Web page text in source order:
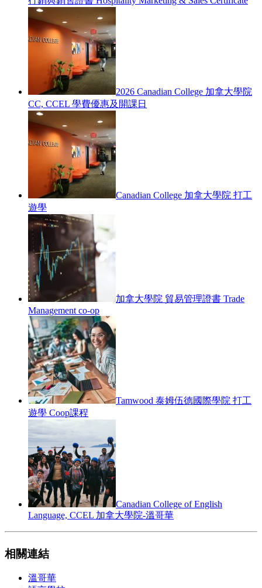
2026 Canadian College 加拿大學院
CC, CCEL 學費優惠及開課日
Canadian College 加拿大學院 打工
遊學
加拿大學院 貿易管理證書 Trade
Management co-op
Tamwood 泰姆伍德國際學院 打工
遊學 Coop課程
Canadian College of English
Language, CCEL 加拿大學院-溫哥華
相關連結
溫哥華